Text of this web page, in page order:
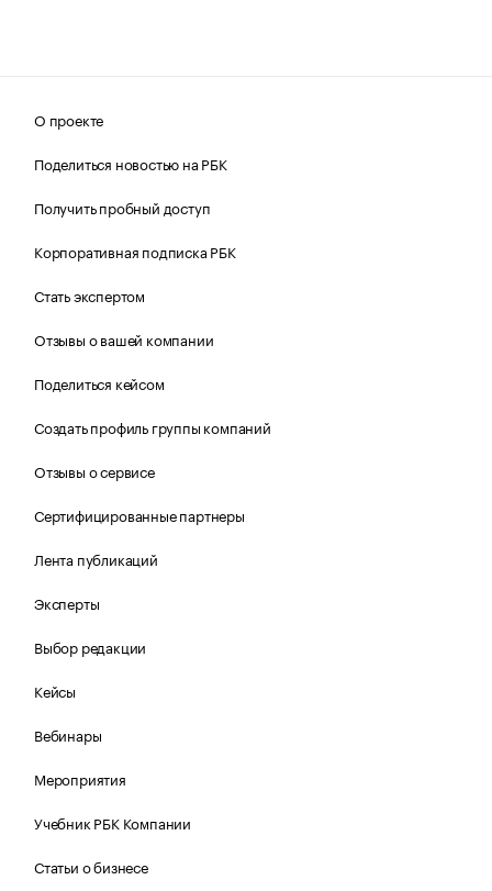
О проекте
Поделиться новостью на РБК
Получить пробный доступ
Корпоративная подписка РБК
Стать экспертом
Отзывы о вашей компании
Поделиться кейсом
Создать профиль группы компаний
Отзывы о сервисе
Сертифицированные партнеры
Лента публикаций
Эксперты
Выбор редакции
Кейсы
Вебинары
Мероприятия
Учебник РБК Компании
Статьи о бизнесе